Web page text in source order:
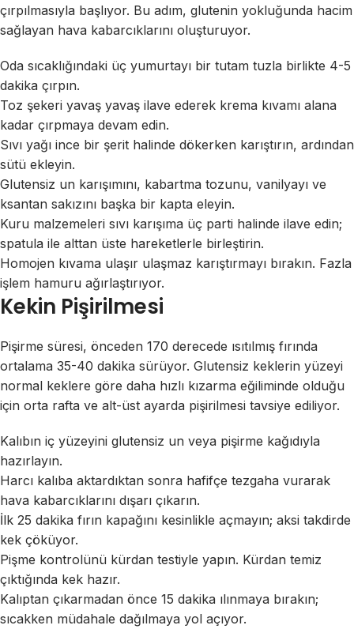
çırpılmasıyla başlıyor. Bu adım, glutenin yokluğunda hacim
sağlayan hava kabarcıklarını oluşturuyor.
Oda sıcaklığındaki üç yumurtayı bir tutam tuzla birlikte 4-5
dakika çırpın.
Toz şekeri yavaş yavaş ilave ederek krema kıvamı alana
kadar çırpmaya devam edin.
Sıvı yağı ince bir şerit halinde dökerken karıştırın, ardından
sütü ekleyin.
Glutensiz un karışımını, kabartma tozunu, vanilyayı ve
ksantan sakızını başka bir kapta eleyin.
Kuru malzemeleri sıvı karışıma üç parti halinde ilave edin;
spatula ile alttan üste hareketlerle birleştirin.
Homojen kıvama ulaşır ulaşmaz karıştırmayı bırakın. Fazla
işlem hamuru ağırlaştırıyor.
Kekin Pişirilmesi
Pişirme süresi, önceden 170 derecede ısıtılmış fırında
ortalama 35-40 dakika sürüyor. Glutensiz keklerin yüzeyi
normal keklere göre daha hızlı kızarma eğiliminde olduğu
için orta rafta ve alt-üst ayarda pişirilmesi tavsiye ediliyor.
Kalıbın iç yüzeyini glutensiz un veya pişirme kağıdıyla
hazırlayın.
Harcı kalıba aktardıktan sonra hafifçe tezgaha vurarak
hava kabarcıklarını dışarı çıkarın.
İlk 25 dakika fırın kapağını kesinlikle açmayın; aksi takdirde
kek çöküyor.
Pişme kontrolünü kürdan testiyle yapın. Kürdan temiz
çıktığında kek hazır.
Kalıptan çıkarmadan önce 15 dakika ılınmaya bırakın;
sıcakken müdahale dağılmaya yol açıyor.